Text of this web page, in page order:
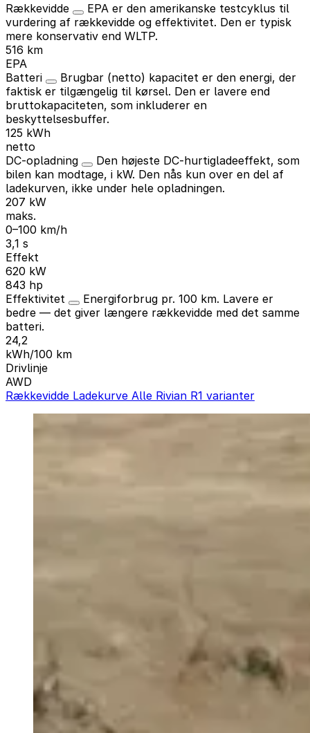
Rækkevidde
EPA er den amerikanske testcyklus til
vurdering af rækkevidde og effektivitet. Den er typisk
mere konservativ end WLTP.
516 km
EPA
Batteri
Brugbar (netto) kapacitet er den energi, der
faktisk er tilgængelig til kørsel. Den er lavere end
bruttokapaciteten, som inkluderer en
beskyttelsesbuffer.
125 kWh
netto
DC-opladning
Den højeste DC-hurtigladeeffekt, som
bilen kan modtage, i kW. Den nås kun over en del af
ladekurven, ikke under hele opladningen.
207 kW
maks.
0–100 km/h
3,1 s
Effekt
620 kW
843 hp
Effektivitet
Energiforbrug pr. 100 km. Lavere er
bedre — det giver længere rækkevidde med det samme
batteri.
24,2
kWh/100 km
Drivlinje
AWD
Rækkevidde Ladekurve Alle Rivian R1 varianter